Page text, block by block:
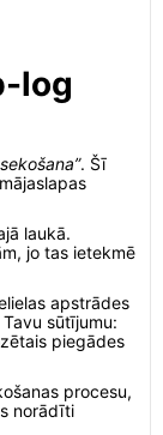
log
. Šī
laukā.
jo tas ietekmē
apstrādes
sūtījumu:
piegādes
procesu,
norādīti